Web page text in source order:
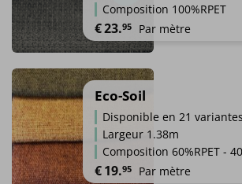
Composition 100%RPET
€23.95 Par mètre
plusieurs
variations.
Les
options
peuvent
Eco-Soil
Disponible en 21 variantes
Largeur 1.38m
Composition 60%RPET -
€19.95 Par mètre